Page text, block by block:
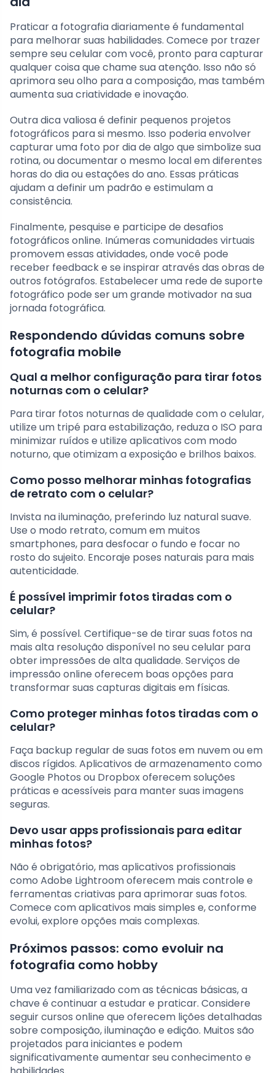
Praticar a fotografia diariamente é fundamental
para melhorar suas habilidades. Comece por trazer
sempre seu celular com você, pronto para capturar
qualquer coisa que chame sua atenção. Isso não só
aprimora seu olho para a composição, mas também
aumenta sua criatividade e inovação.
Outra dica valiosa é definir pequenos projetos
fotográficos para si mesmo. Isso poderia envolver
capturar uma foto por dia de algo que simbolize sua
rotina, ou documentar o mesmo local em diferentes
horas do dia ou estações do ano. Essas práticas
ajudam a definir um padrão e estimulam a
consistência.
Finalmente, pesquise e participe de desafios
fotográficos online. Inúmeras comunidades virtuais
promovem essas atividades, onde você pode
receber feedback e se inspirar através das obras de
outros fotógrafos. Estabelecer uma rede de suporte
fotográfico pode ser um grande motivador na sua
jornada fotográfica.
Respondendo dúvidas comuns sobre
fotografia mobile
Qual a melhor configuração para tirar fotos
noturnas com o celular?
Para tirar fotos noturnas de qualidade com o celular,
utilize um tripé para estabilização, reduza o ISO para
minimizar ruídos e utilize aplicativos com modo
noturno, que otimizam a exposição e brilhos baixos.
Como posso melhorar minhas fotografias
de retrato com o celular?
Invista na iluminação, preferindo luz natural suave.
Use o modo retrato, comum em muitos
smartphones, para desfocar o fundo e focar no
rosto do sujeito. Encoraje poses naturais para mais
autenticidade.
É possível imprimir fotos tiradas com o
celular?
Sim, é possível. Certifique-se de tirar suas fotos na
mais alta resolução disponível no seu celular para
obter impressões de alta qualidade. Serviços de
impressão online oferecem boas opções para
transformar suas capturas digitais em físicas.
Como proteger minhas fotos tiradas com o
celular?
Faça backup regular de suas fotos em nuvem ou em
discos rígidos. Aplicativos de armazenamento como
Google Photos ou Dropbox oferecem soluções
práticas e acessíveis para manter suas imagens
seguras.
Devo usar apps profissionais para editar
minhas fotos?
Não é obrigatório, mas aplicativos profissionais
como Adobe Lightroom oferecem mais controle e
ferramentas criativas para aprimorar suas fotos.
Comece com aplicativos mais simples e, conforme
evolui, explore opções mais complexas.
Próximos passos: como evoluir na
fotografia como hobby
Uma vez familiarizado com as técnicas básicas, a
chave é continuar a estudar e praticar. Considere
seguir cursos online que oferecem lições detalhadas
sobre composição, iluminação e edição. Muitos são
projetados para iniciantes e podem
significativamente aumentar seu conhecimento e